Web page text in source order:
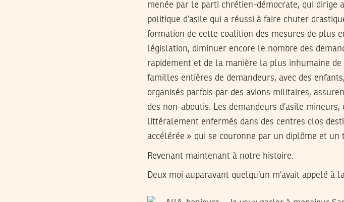
menée par le parti chrétien-démocrate, qui dirige
politique d’asile qui a réussi à faire chuter
formation de cette coalition des mesures de plus
législation, diminuer encore le nombre des
rapidement et de la manière la plus inhumaine
familles entières de demandeurs, avec des
organisés parfois par des avions militaires,
des non-aboutis. Les demandeurs d’asile
littéralement enfermés dans des centres clos
accélérée » qui se couronne par un diplôme et un
Revenant maintenant à notre histoire.
Deux moi auparavant quelqu’un m’avait appelé à